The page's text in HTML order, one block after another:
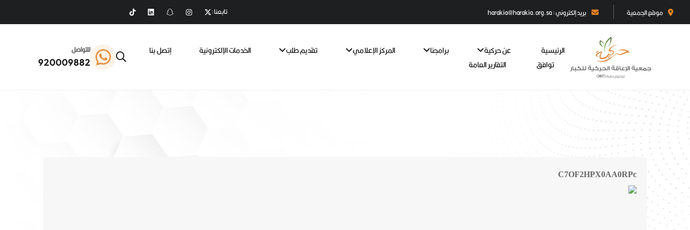
موقع الجمعية بريد إلكتروني : harakia@harakia.org.sa تابعنا :
الرئيسية عن حركية برامجنا المركز الإعلامي تقديم طلب الخدمات الإلكترونية
إتصل بنا
توافق
التقارير العامة
للتواصل
920009882
C7OF2HPX0AA0RPc